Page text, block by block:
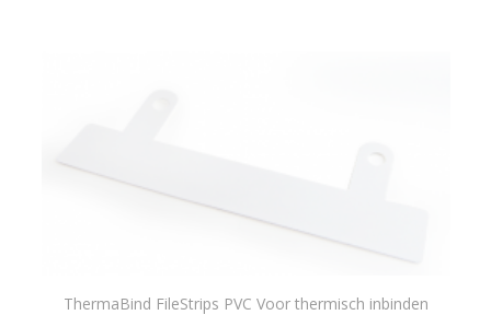
ThermaBind FileStrips PVC Voor thermisch inbinden